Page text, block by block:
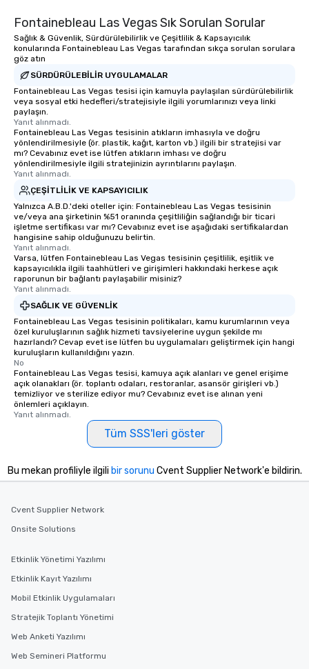
Fontainebleau Las Vegas Sık Sorulan Sorular
Sağlık & Güvenlik, Sürdürülebilirlik ve Çeşitlilik & Kapsayıcılık
konularında Fontainebleau Las Vegas tarafından sıkça sorulan sorulara
göz atın
SÜRDÜRÜLEBILIR UYGULAMALAR
Fontainebleau Las Vegas tesisi için kamuyla paylaşılan sürdürülebilirlik
veya sosyal etki hedefleri/stratejisiyle ilgili yorumlarınızı veya linki
paylaşın.
Yanıt alınmadı.
Fontainebleau Las Vegas tesisinin atıkların imhasıyla ve doğru
yönlendirilmesiyle (ör. plastik, kağıt, karton vb.) ilgili bir stratejisi var
mı? Cevabınız evet ise lütfen atıkların imhası ve doğru
yönlendirilmesiyle ilgili stratejinizin ayrıntılarını paylaşın.
Yanıt alınmadı.
ÇEŞITLILIK VE KAPSAYICILIK
Yalnızca A.B.D.'deki oteller için: Fontainebleau Las Vegas tesisinin
ve/veya ana şirketinin %51 oranında çeşitliliğin sağlandığı bir ticari
işletme sertifikası var mı? Cevabınız evet ise aşağıdaki sertifikalardan
hangisine sahip olduğunuzu belirtin.
Yanıt alınmadı.
Varsa, lütfen Fontainebleau Las Vegas tesisinin çeşitlilik, eşitlik ve
kapsayıcılıkla ilgili taahhütleri ve girişimleri hakkındaki herkese açık
raporunun bir bağlantı paylaşabilir misiniz?
Yanıt alınmadı.
SAĞLIK VE GÜVENLIK
Fontainebleau Las Vegas tesisinin politikaları, kamu kurumlarının veya
özel kuruluşlarının sağlık hizmeti tavsiyelerine uygun şekilde mı
hazırlandı? Cevap evet ise lütfen bu uygulamaları geliştirmek için hangi
kuruluşların kullanıldığını yazın.
No
Fontainebleau Las Vegas tesisi, kamuya açık alanları ve genel erişime
açık olanakları (ör. toplantı odaları, restoranlar, asansör girişleri vb.)
temizliyor ve sterilize ediyor mu? Cevabınız evet ise alınan yeni
önlemleri açıklayın.
Yanıt alınmadı.
Tüm SSS'leri göster
Bu mekan profiliyle ilgili bir sorunu Cvent Supplier Network'e bildirin.
Cvent Supplier Network
Onsite Solutions
Etkinlik Yönetimi Yazılımı
Etkinlik Kayıt Yazılımı
Mobil Etkinlik Uygulamaları
Stratejik Toplantı Yönetimi
Web Anketi Yazılımı
Web Semineri Platformu